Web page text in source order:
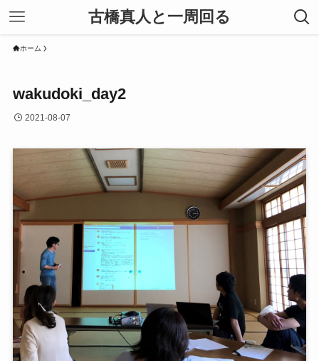
古橋真人と一周回る
ホーム
wakudoki_day2
2021-08-07